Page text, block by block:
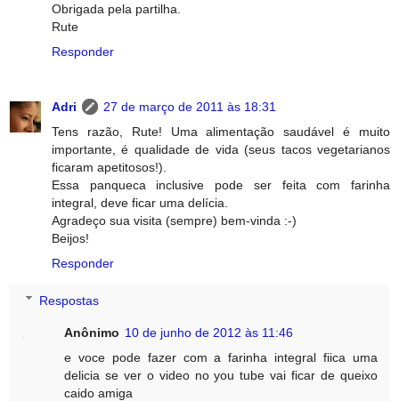
Obrigada pela partilha.
Rute
Responder
Adri
27 de março de 2011 às 18:31
Tens razão, Rute! Uma alimentação saudável é muito
importante, é qualidade de vida (seus tacos vegetarianos
ficaram apetitosos!).
Essa panqueca inclusive pode ser feita com farinha
integral, deve ficar uma delícia.
Agradeço sua visita (sempre) bem-vinda :-)
Beijos!
Responder
Respostas
Anônimo 10 de junho de 2012 às 11:46
e voce pode fazer com a farinha integral fiica uma
delicia se ver o video no you tube vai ficar de queixo
caido amiga